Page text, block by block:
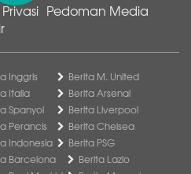
Pedoman Media
Inggris
Italia
Spanyol
Perancis
Indonesia
Berita M. United
Berita Arsenal
Berita Liverpool
Berita Chelsea
Berita PSG
Barcelona
Berita Lazio